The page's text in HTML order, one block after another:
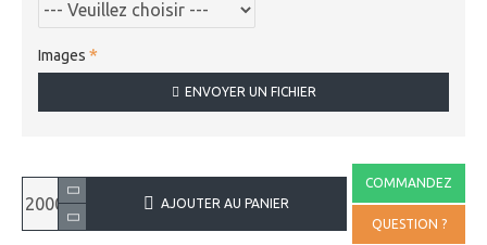
Images
ENVOYER UN FICHIER
AJOUTER AU PANIER
COMMANDEZ
QUESTION ?